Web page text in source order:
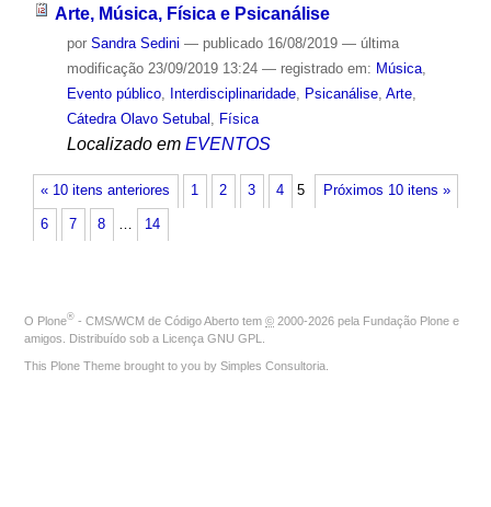
Arte, Música, Física e Psicanálise
por Sandra Sedini — publicado16/08/2019 — última
modificação23/09/2019 13:24 — registrado em: Música,
Evento público, Interdisciplinaridade, Psicanálise, Arte,
Cátedra Olavo Setubal , Física
Localizado em EVENTOS
« 10 itens anteriores Próximos 10 itens »
1 2 3 4 5
6 7 8 … 14
O Plone® - CMS/WCM de Código Aberto tem © 2000-2026 pela Fundação Plone e
amigos. Distribuído sob a Licença GNU GPL
This Plone Theme brought to you by Simples Consultoria